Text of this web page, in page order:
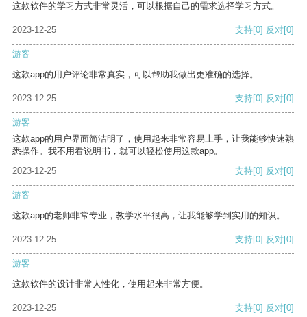
这款软件的学习方式非常灵活，可以根据自己的需求选择学习方式。
2023-12-25 支持[0] 反对[0]
游客
这款app的用户评论非常真实，可以帮助我做出更准确的选择。
2023-12-25 支持[0] 反对[0]
游客
这款app的用户界面简洁明了，使用起来非常容易上手，让我能够快速熟
悉操作。我不用看说明书，就可以轻松使用这款app。
2023-12-25
支持[0] 反对[0]
游客
这款app的老师非常专业，教学水平很高，让我能够学到实用的知识。
2023-12-25 支持[0] 反对[0]
游客
这款软件的设计非常人性化，使用起来非常方便。
2023-12-25 支持[0] 反对[0]